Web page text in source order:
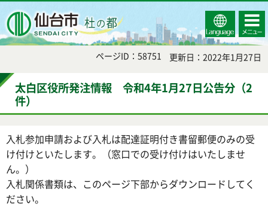
Select
Language
コンテ
ンツメ
ニュー
ページID：58751 更新日：2022年1月27日
太白区役所発注情報 令和4年1月27日公告分（2
件）
入札参加申請および入札は配達証明付き書留郵便のみの受
け付けといたします。（窓口での受け付けはいたしませ
ん。）
入札関係書類は、このページ下部からダウンロードしてく
ださい。